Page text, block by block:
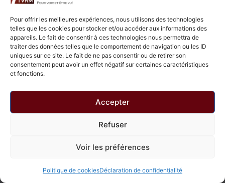
Pour offrir les meilleures expériences, nous utilisons des technologies
telles que les cookies pour stocker et/ou accéder aux informations des
appareils. Le fait de consentir à ces technologies nous permettra de
traiter des données telles que le comportement de navigation ou les ID
uniques sur ce site. Le fait de ne pas consentir ou de retirer son
consentement peut avoir un effet négatif sur certaines caractéristiques
et fonctions.
Accepter
Refuser
Voir les préférences
Politique de cookiesDéclaration de confidentialité
© 2026 - Télévision Régionale des Moulins. Tous droits réservés.